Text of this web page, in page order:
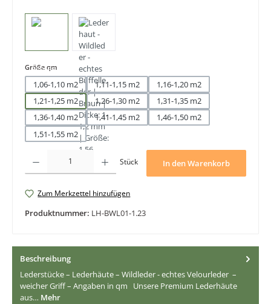
Größe qm auswählen
1,06-1,10 m2 1,11-1,15 m2
1,16-1,20 m2
1,21-1,25 m2
1,26-1,30 m2
1,31-1,35 m2
1,36-1,40 m2
1,41-1,45 m2
1,46-1,50 m2
1,51-1,55 m2
Stück In den Warenkorb
Zum Merkzettel hinzufügen
Produktnummer: LH-BWL01-1.23
Beschreibung
Lederstücke – Lederhäute – Wildleder - echtes Velourleder –
weicher Griff – Angaben in qm Unsere Premium Lederhäute
aus… Mehr